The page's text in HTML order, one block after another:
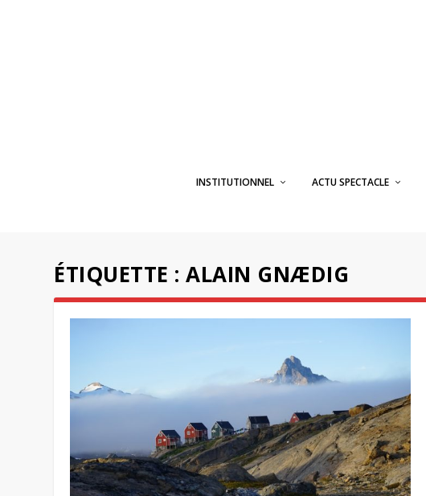
INSTITUTIONNEL ACTU SPECTACLE
ÉTIQUETTE :ALAIN GNÆDIG